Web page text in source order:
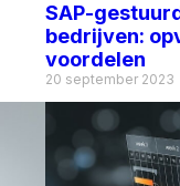
SAP-
bedrijven:
voordelen
20 september 2023